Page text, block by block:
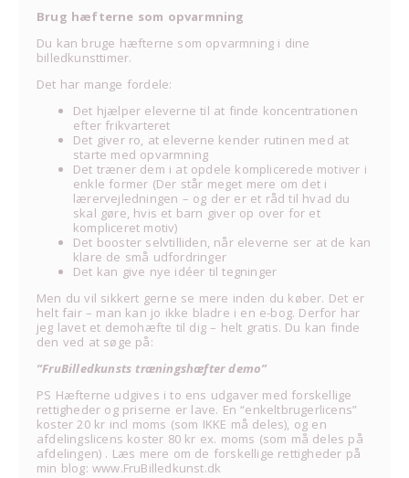
Brug hæfterne som opvarmning
Du kan bruge hæfterne som opvarmning i dine
billedkunsttimer.
Det har mange fordele:
Det hjælper eleverne til at finde koncentrationen
efter frikvarteret
Det giver ro, at eleverne kender rutinen med at
starte med opvarmning
Det træner dem i at opdele komplicerede motiver i
enkle former (Der står meget mere om det i
lærervejledningen – og der er et råd til hvad du
skal gøre, hvis et barn giver op over for et
kompliceret motiv)
Det booster selvtilliden, når eleverne ser at de kan
klare de små udfordringer
Det kan give nye idéer til tegninger
Men du vil sikkert gerne se mere inden du køber. Det er
helt fair – man kan jo ikke bladre i en e-bog. Derfor har
jeg lavet et demohæfte til dig – helt gratis. Du kan finde
den ved at søge på:
”FruBilledkunsts træningshæfter demo”
PS Hæfterne udgives i to ens udgaver med forskellige
rettigheder og priserne er lave. En “enkeltbrugerlicens”
koster 20 kr incl moms (som IKKE må deles), og en
afdelingslicens koster 80 kr ex. moms (som må deles på
afdelingen) . Læs mere om de forskellige rettigheder på
min blog: www.FruBilledkunst.dk